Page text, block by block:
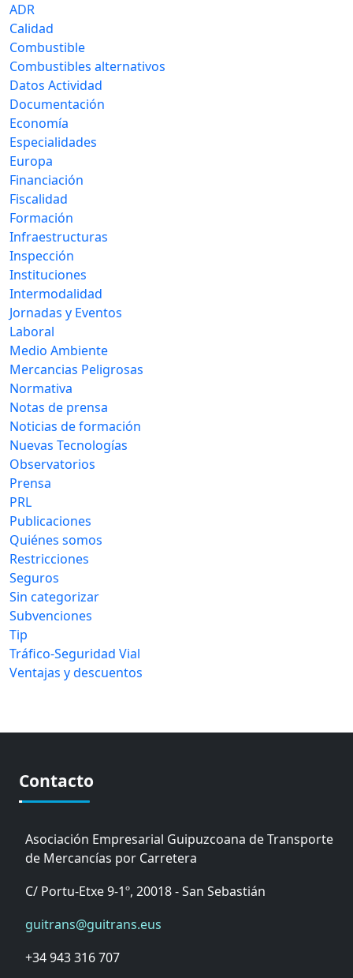
ADR
Calidad
Combustible
Combustibles alternativos
Datos Actividad
Documentación
Economía
Especialidades
Europa
Financiación
Fiscalidad
Formación
Infraestructuras
Inspección
Instituciones
Intermodalidad
Jornadas y Eventos
Laboral
Medio Ambiente
Mercancias Peligrosas
Normativa
Notas de prensa
Noticias de formación
Nuevas Tecnologías
Observatorios
Prensa
PRL
Publicaciones
Quiénes somos
Restricciones
Seguros
Sin categorizar
Subvenciones
Tip
Tráfico-Seguridad Vial
Ventajas y descuentos
Contacto
Asociación Empresarial Guipuzcoana de Transporte
de Mercancías por Carretera
C/ Portu-Etxe 9-1º, 20018 - San Sebastián
guitrans@guitrans.eus
+34 943 316 707